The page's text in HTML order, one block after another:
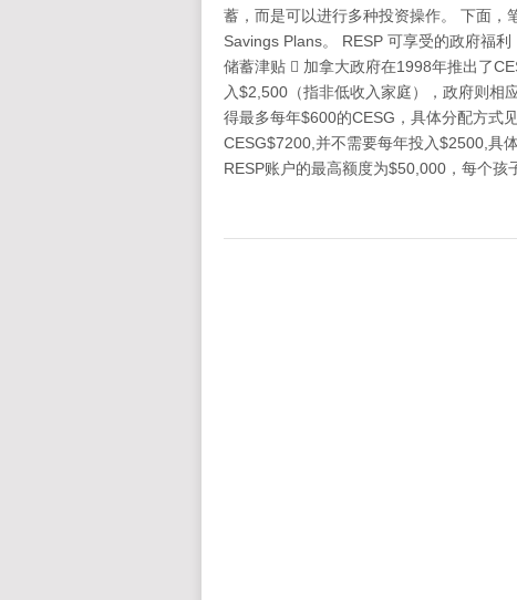
蓄，而是可以进行多种投资操作。 下面
Savings Plans。 RESP 可享受的政府福
储蓄津贴  加拿大政府在1998年推出了
入$2,500（指非低收入家庭），政府则相
得最多每年$600的CESG，具体分配方式
CESG$7200,并不需要每年投入$2500,具
RESP账户的最高额度为$50,000，每个